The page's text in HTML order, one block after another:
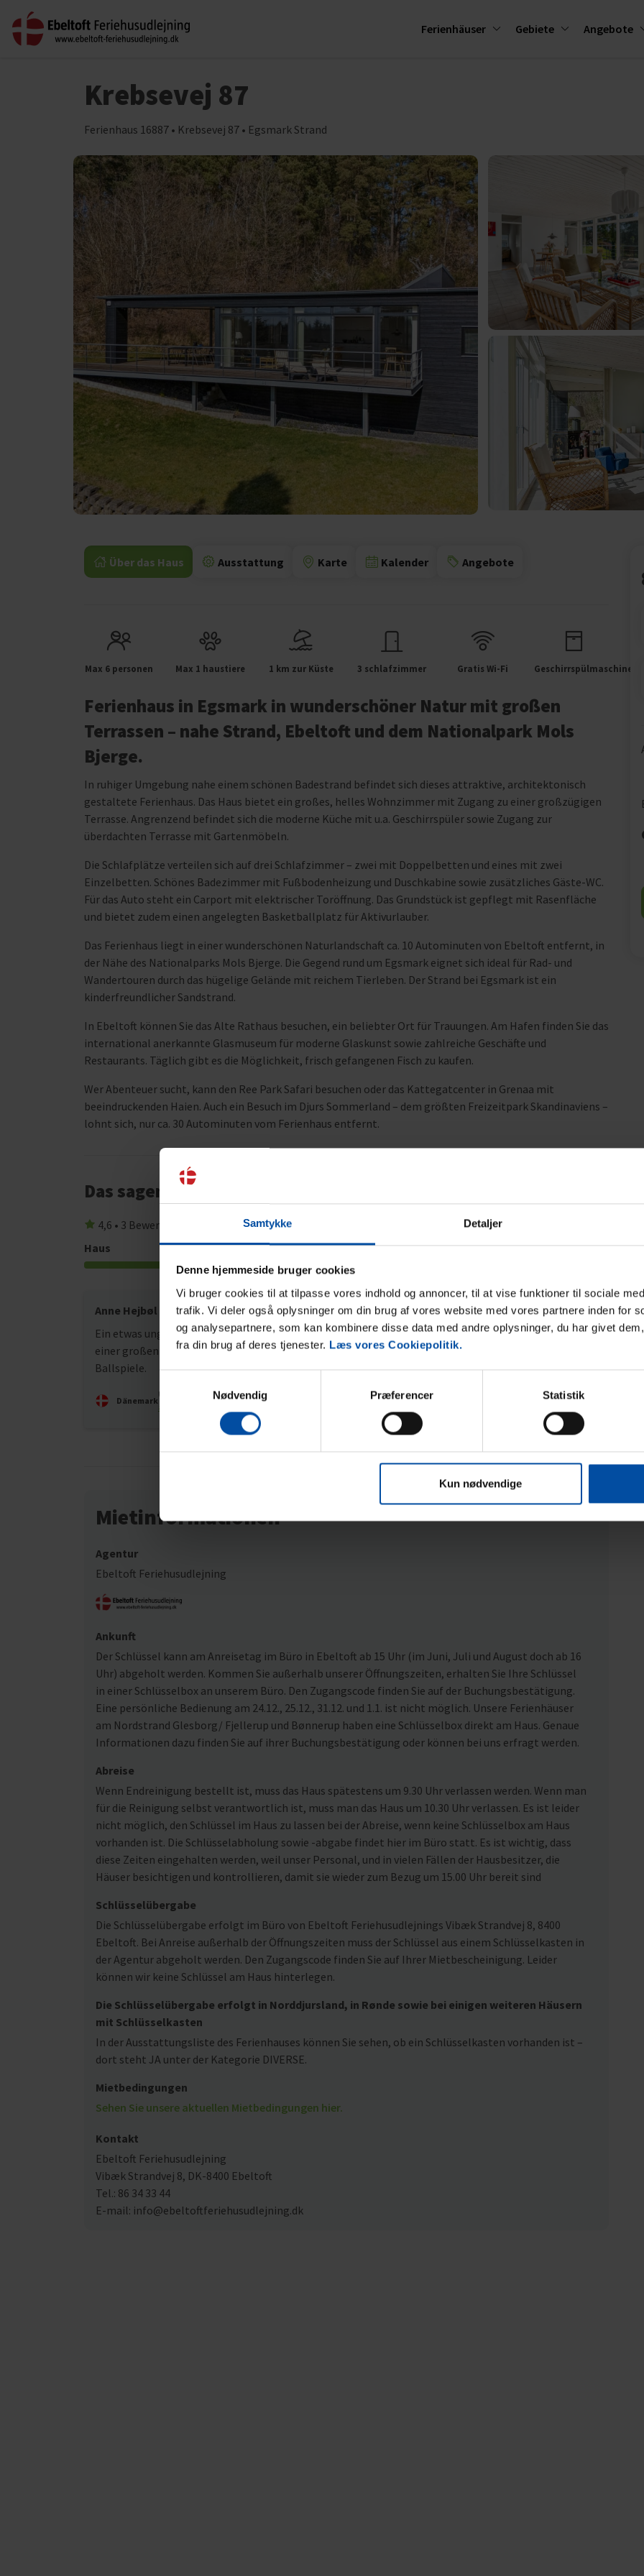
Samtykke Detaljer
Denne hjemmeside bruger cookies
Vi bruger cookies til at tilpasse vores indhold og annoncer, til at vise funktioner til sociale
trafik. Vi deler også oplysninger om din brug af vores website med vores partnere inden for
og analysepartnere, som kan kombinere disse data med andre oplysninger, du har givet
fra din brug af deres tjenester. Læs vores Cookiepolitik.
Nødvendig
Præferencer Statistik
Kun nødvendige
Ferienhäuser Gebiete Angebote
Krebsevej 87
Ferienhaus 16887 • Krebsevej 87 • Egsmark Strand
Über das Haus Ausstattung Karte Kalender Angebote
Max 6 personen Max 1 haustiere 1 km zur Küste 3 schlafzimmer Gratis Wi-Fi Geschirrspülmaschine
Ferienhaus in Egsmark in wunderschöner Natur mit großen
Terrassen – nahe Strand, Ebeltoft und dem Nationalpark Mols
Bjerge.
In ruhiger Umgebung nahe einem schönen Badestrand befindet sich dieses attraktive, architektonisch
gestaltete Ferienhaus. Das Haus bietet ein großes, helles Wohnzimmer mit Zugang zu einer großzügigen
Terrasse. Angrenzend befindet sich die moderne Küche mit u.a. Geschirrspüler sowie Zugang zur
überdachten Terrasse mit Gartenmöbeln.
Die Schlafplätze verteilen sich auf drei Schlafzimmer – zwei mit Doppelbetten und eines mit zwei
Einzelbetten. Schönes Badezimmer mit Fußbodenheizung und Duschkabine sowie zusätzliches Gäste-WC.
Für das Auto steht ein Carport mit elektrischer Toröffnung. Das Grundstück ist gepflegt mit Rasenfläche
und bietet zudem einen angelegten Basketballplatz für Aktivurlauber.
Das Ferienhaus liegt in einer wunderschönen Naturlandschaft ca. 10 Autominuten von Ebeltoft entfernt, in
der Nähe des Nationalparks Mols Bjerge. Die Gegend rund um Egsmark eignet sich ideal für Rad- und
Wandertouren durch das hügelige Gelände mit reichem Tierleben. Der Strand bei Egsmark ist ein
kinderfreundlicher Sandstrand.
In Ebeltoft können Sie das Alte Rathaus besuchen, ein beliebter Ort für Trauungen. Am Hafen finden Sie das
international anerkannte Glasmuseum für moderne Glaskunst sowie zahlreiche Geschäfte und
Restaurants. Täglich gibt es die Möglichkeit, frisch gefangenen Fisch zu kaufen.
Wer Abenteuer sucht, kann den Ree Park Safari besuchen oder das Kattegatcenter in Grenaa mit
beeindruckenden Haien. Auch ein Besuch im Djurs Sommerland – dem größten Freizeitpark Skandinaviens –
lohnt sich, nur ca. 30 Autominuten vom Ferienhaus entfernt.
Das sagen andere Urlauber
4,6 • 3 Bewertungen
Haus
4,7
Grundstück
Bereich
Anne Hejbøl
Juni 2025
Ein etwas ungewöhnliches Grundstück mit
einer großen gepflasterten Fläche für
Ballspiele.
Dänemark
Übersetzt durch KI -Originalkommentar
anzeigen
Mietinformationen
Agentur
Ebeltoft Feriehusudlejning
Ankunft
Der Schlüssel kann am Anreisetag im Büro in Ebeltoft ab 15 Uhr (im Juni, Juli und August doch ab 16
Uhr) abgeholt werden. Kommen Sie außerhalb unserer Öffnungszeiten, erhalten Sie Ihre Schlüssel
in einer Schlüsselbox an unserem Büro. Den Zugangscode finden Sie auf der Buchungsbestätigung.
Eine persönliche Bedienung am 24.12., 25.12., 31.12. und 1.1. ist nicht möglich. Unsere Ferienhäuser
am Nordstrand Glesborg/ Fjellerup und Bønnerup haben eine Schlüsselbox direkt am Haus. Genaue
Informationen dazu finden Sie auf ihrer Buchungsbestätigung oder können bei uns erfragt werden.
Abreise
Wenn Endreinigung bestellt ist, muss das Haus spätestens um 9.30 Uhr verlassen werden. Wenn man
für die Reinigung selbst verantwortlich ist, muss man das Haus um 10.30 Uhr verlassen. Es ist leider
nicht möglich, den Schlüssel im Haus zu lassen bei der Abreise, wenn keine Schlüsselbox am Haus
vorhanden ist. Die Schlüsselabholung sowie -abgabe findet hier im Büro statt. Es ist wichtig, dass
diese Zeiten eingehalten werden, weil unser Personal, und in vielen Fällen der Hausbesitzer, die
Häuser besichtigen und kontrollieren, damit sie wieder zum Bezug um 15.00 Uhr bereit sind
Schlüsselübergabe
Die Schlüsselübergabe erfolgt im Büro von Ebeltoft Feriehusudlejnings Vibæk Strandvej 8, 8400
Ebeltoft. Bei Anreise außerhalb der Öffnungszeiten muss der Schlüssel aus einem Schlüsselkasten in
der Agentur abgeholt werden. Den Zugangscode finden Sie auf Ihrer Mietbescheinigung. Leider
können wir keine Schlüssel am Haus hinterlegen.
Die Schlüsselübergabe erfolgt in Norddjursland, in Rønde sowie bei einigen weiteren Häusern
mit Schlüsselkasten
In der Ausstattungsliste des Ferienhauses können Sie sehen, ob ein Schlüsselkasten vorhanden ist –
dort steht JA unter der Kategorie DIVERSE.
Mietbedingungen
Sehen Sie unsere aktuellen Mietbedingungen hier.
Kontakt
Ebeltoft Feriehusudlejning
Vibæk Strandvej 8, DK-8400 Ebeltoft
Tel.: 86 34 33 44
E-mail: info@ebeltoftferiehusudlejning.dk